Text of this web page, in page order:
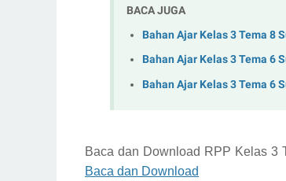
BACA JUGA
Bahan Ajar Kelas 3 Tema 8
Bahan Ajar Kelas 3 Tema 6
Bahan Ajar Kelas 3 Tema 6
Baca dan Download RPP Kelas 3
Baca dan Download